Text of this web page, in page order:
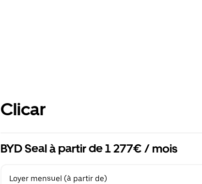
Clicar
BYD Seal à partir de 1 277€ / mois
Loyer mensuel (à partir de)